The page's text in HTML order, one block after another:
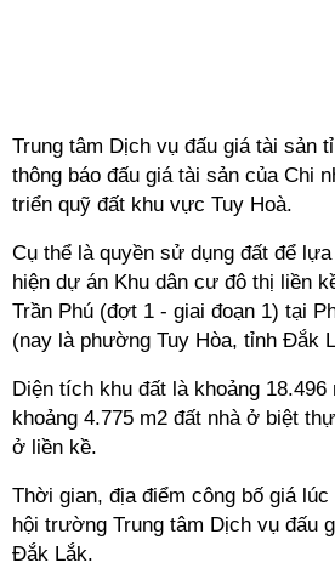
Trung tâm Dịch vụ đấu giá tài sản
thông báo đấu giá tài sản của Chi
triển quỹ đất khu vực Tuy Hoà.
Cụ thể là quyền sử dụng đất để
hiện dự án Khu dân cư đô thị liền
Trần Phú (đợt 1 - giai đoạn 1) tại
(nay là phường Tuy Hòa, tỉnh Đắk
Diện tích khu đất là khoảng 18.496
khoảng 4.775 m2 đất nhà ở biệt
ở liền kề.
Thời gian, địa điểm công bố giá lúc
hội trường Trung tâm Dịch vụ đấu
Đắk Lắk.